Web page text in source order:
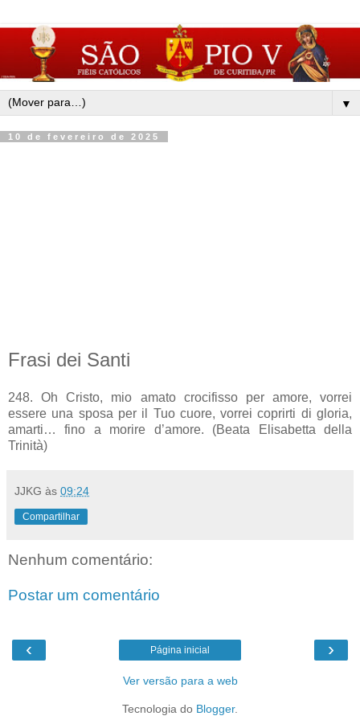
▼
10 de fevereiro de 2025
Frasi dei Santi
248. Oh Cristo, mio amato crocifisso per amore, vorrei
essere una sposa per il Tuo cuore, vorrei coprirti di gloria,
amarti… fino a morire d’amore. (Beata Elisabetta della
Trinità)
JJKG às 09:24
Compartilhar
Nenhum comentário:
Postar um comentário
‹ ›
Página inicial
Ver versão para a web
Tecnologia do Blogger.